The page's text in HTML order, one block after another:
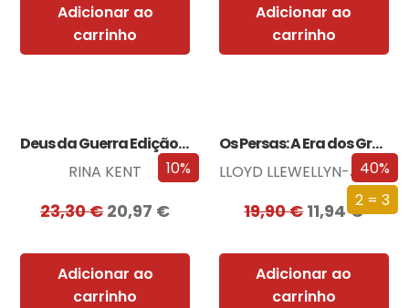
Adicionar ao
carrinho
Adicionar ao
carrinho
10%
Deus da Guerra Edição com EDGES
RINA KENT
23,30€20,97 €
Adicionar ao
carrinho
40%
2 = 3
Os Persas: A Era dos Grandes Reis
LLOYD LLEWELLYN-JONES
19,90€11,94€
Adicionar ao
carrinho